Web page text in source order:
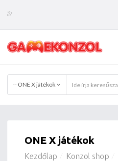
-- ONE X játékok
ONE X játékok
Kezdőlap Konzol shop